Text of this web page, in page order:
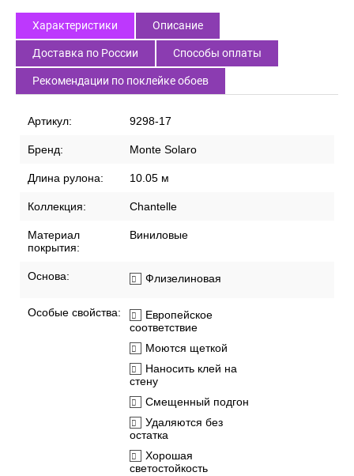
Характеристики Описание
Доставка по России Способы оплаты
Рекомендации по поклейке обоев
Артикул: 9298-17
Бренд: Monte Solaro
Длина рулона: 10.05 м
Коллекция: Chantelle
Материал
покрытия:
Виниловые
Основа: Флизелиновая
Особые свойства:
Европейское
соответствие
Моются щеткой
Наносить клей на
стену
Смещенный подгон
Удаляются без
остатка
Хорошая
светостойкость